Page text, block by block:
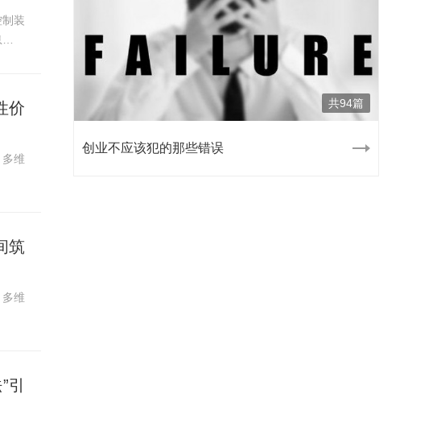
装
代
价
维
筑
维
共94篇
创业不应该犯的那些错误